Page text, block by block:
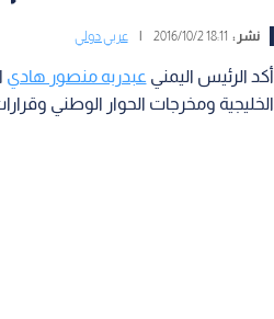
نشر : 18:11 2016/10/2 عربي دولي
أكد الرئيس اليمني عبدربه منصور هادي
الخليجية ومخرجات الحوار الوطني وقرارات